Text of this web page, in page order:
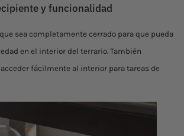
y funcionalidad
sea completamente cerrado para que pueda
en el interior del terrario. También
fácilmente al interior para tareas de